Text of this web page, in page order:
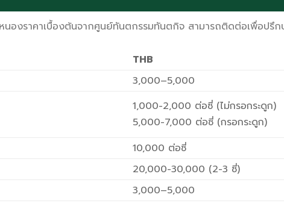
นองราคาเบื้องต้นจากศูนย์ทันตกรรมทันตกิจ สามารถติดต่อเพื่อปรึก
THB
3,000–5,000
1,000-2,000 ต่อซี่ (ไม่กรอกระดูก)
5,000-7,000 ต่อซี่ (กรอกระดูก)
10,000 ต่อซี่
20,000-30,000 (2-3 ซี่)
3,000–5,000